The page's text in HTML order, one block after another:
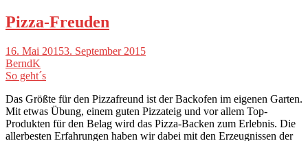
Pizza-Freuden
16. Mai 20153. September 2015
BerndK
So geht´s
Das Größte für den Pizzafreund ist der Backofen im eigenen Garten.
Mit etwas Übung, einem guten Pizzateig und vor allem Top-
Produkten für den Belag wird das Pizza-Backen zum Erlebnis. Die
allerbesten Erfahrungen haben wir dabei mit den Erzeugnissen der